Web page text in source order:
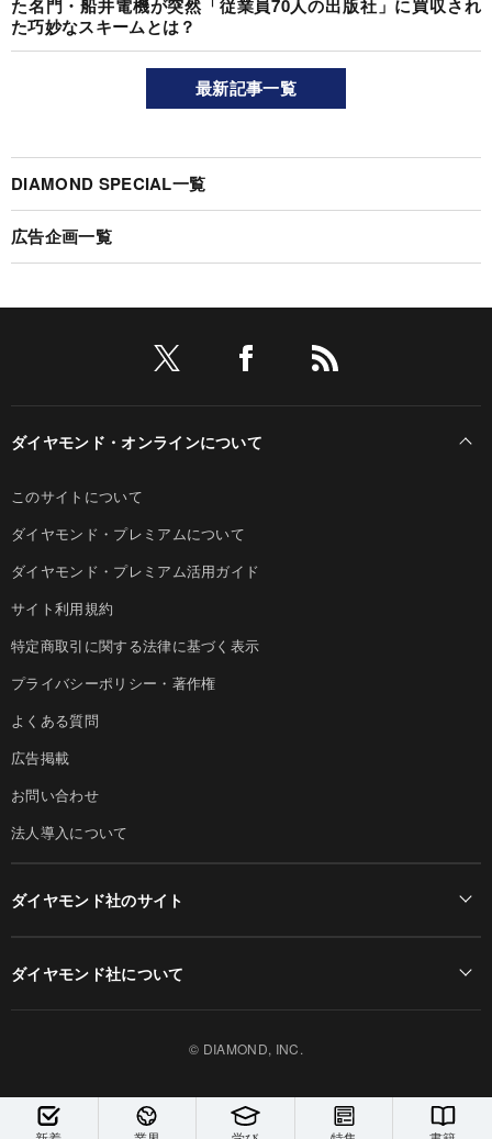
た名門・船井電機が突然「従業員70人の出版社」に買収され
た巧妙なスキームとは？
最新記事一覧
DIAMOND SPECIAL一覧
広告企画一覧
ダイヤモンド・オンラインについて
このサイトについて
ダイヤモンド・プレミアムについて
ダイヤモンド・プレミアム活用ガイド
サイト利用規約
特定商取引に関する法律に基づく表示
プライバシーポリシー・著作権
よくある質問
広告掲載
お問い合わせ
法人導入について
ダイヤモンド社のサイト
書籍オンライン
ダイヤモンド社について
採用情報
© DIAMOND, INC.